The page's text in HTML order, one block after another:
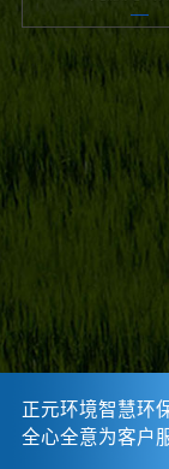
正元环境智慧环
全心全意为客户